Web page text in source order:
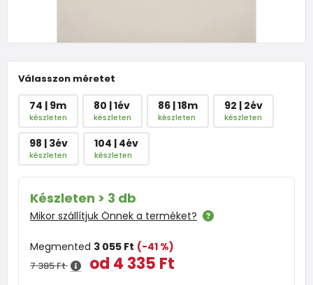
Válasszon méretet
74 | 9m
készleten
80 | 1év
készleten
86 | 18m
készleten
92 | 2év
készleten
98 | 3év
készleten
104 | 4év
készleten
Készleten > 3 db
Mikor szállítjuk Önnek a terméket?
Megmented 3 055 Ft (-41 %)
7 385 Ft od 4 335 Ft